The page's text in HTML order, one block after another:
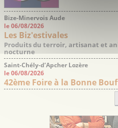
Bize-Minervois Aude
le 06/08/2026
Les Biz'estivales
Produits du terroir, artisanat et
nocturne
Saint-Chély-d’Apcher Lozère
le 06/08/2026
42ème Foire à la Bonne